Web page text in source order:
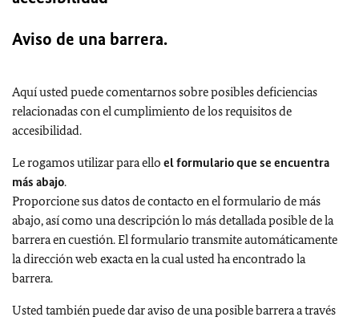
Aviso de una barrera.
Aquí usted puede comentarnos sobre posibles deficiencias
relacionadas con el cumplimiento de los requisitos de
accesibilidad.
Le rogamos utilizar para ello el formulario que se encuentra
más abajo.
Proporcione sus datos de contacto en el formulario de más
abajo, así como una descripción lo más detallada posible de la
barrera en cuestión. El formulario transmite automáticamente
la dirección web exacta en la cual usted ha encontrado la
barrera.
Usted también puede dar aviso de una posible barrera a través